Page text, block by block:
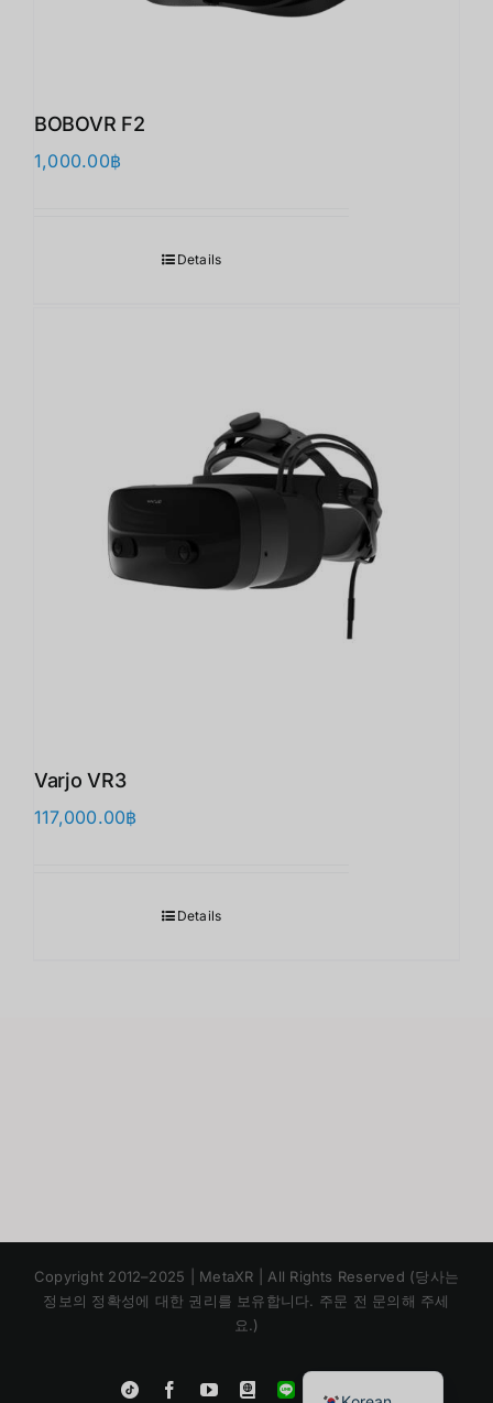
BOBOVR F2
1,000.00฿
Details
Varjo VR3
117,000.00฿
Details
Copyright 2012–2025 | MetaXR | All Rights Reserved (당사는
정보의 정확성에 대한 권리를 보유합니다. 주문 전 문의해 주세
요.)
Tiktok FacebookYouTubeBlogger
LINE
Chinese